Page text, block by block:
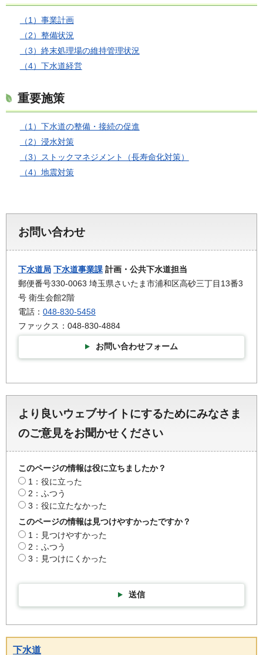
（1）事業計画
（2）整備状況
（3）終末処理場の維持管理状況
（4）下水道経営
重要施策
（1）下水道の整備・接続の促進
（2）浸水対策
（3）ストックマネジメント（長寿命化対策）
（4）地震対策
お問い合わせ
下水道局 下水道事業課 計画・公共下水道担当
郵便番号330-0063 埼玉県さいたま市浦和区高砂三丁目13番3
号 衛生会館2階
電話： 048-830-5458
ファックス：048-830-4884
お問い合わせフォーム
より良いウェブサイトにするためにみなさま
のご意見をお聞かせください
このページの情報は役に立ちましたか？
1：役に立った
2：ふつう
3：役に立たなかった
このページの情報は見つけやすかったですか？
1：見つけやすかった
2：ふつう
3：見つけにくかった
送信
下水道